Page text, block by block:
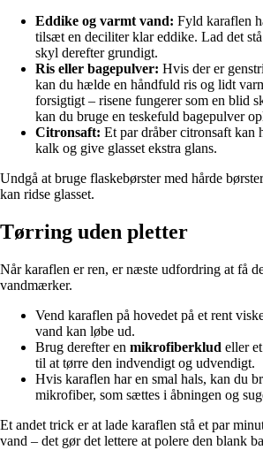
Eddike og varmt vand: Fyld karaflen
tilsæt en deciliter klar eddike. Lad det
skyl derefter grundigt.
Ris eller bagepulver: Hvis der er
kan du hælde en håndfuld ris og lidt
forsigtigt – risene fungerer som en blid
kan du bruge en teskefuld bagepulver
Citronsaft: Et par dråber citronsaft kan
kalk og give glasset ekstra glans.
Undgå at bruge flaskebørster med hårde
kan ridse glasset.
Tørring uden pletter
Når karaflen er ren, er næste udfordring at få
vandmærker.
Vend karaflen på hovedet på et rent
vand kan løbe ud.
Brug derefter en mikrofiberklud eller et
til at tørre den indvendigt og udvendigt.
Hvis karaflen har en smal hals, kan du
mikrofiber, som sættes i åbningen og
Et andet trick er at lade karaflen stå et par
vand – det gør det lettere at polere den blank